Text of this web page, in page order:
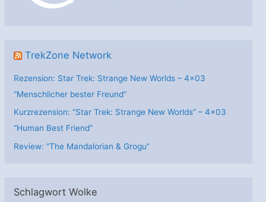
TrekZone Network
Rezension: Star Trek: Strange New Worlds – 4×03
“Menschlicher bester Freund”
Kurzrezension: “Star Trek: Strange New Worlds” – 4×03
“Human Best Friend”
Review: “The Mandalorian & Grogu”
Schlagwort Wolke